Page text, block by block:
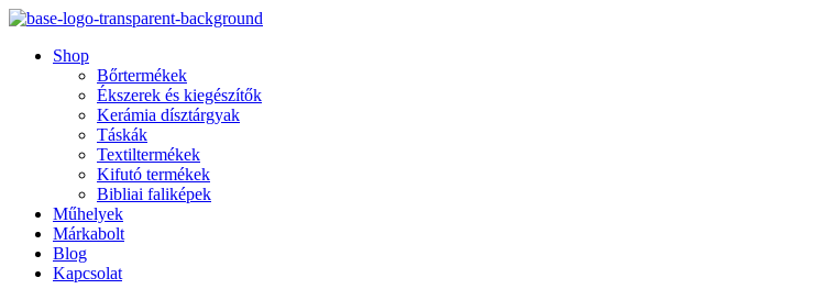
Ugrás
tartalomhoz
Shop
Bőrtermékek
Ékszerek és kiegészítők
Kerámia dísztárgyak
Táskák
Textiltermékek
Kifutó termékek
Bibliai faliképek
Műhelyek
Márkabolt
Blog
Kapcsolat